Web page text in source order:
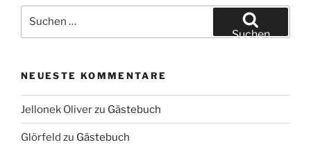
nach:
Suchen
NEUESTE KOMMENTARE
Jellonek Oliverzu Gästebuch
Glörfeld zu Gästebuch